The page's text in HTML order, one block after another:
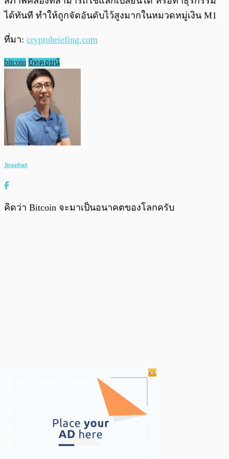
ได้ทันที ทำให้ถูกจัดอันดับไว้สูงมากในหมวดหมู่เงิน M1
ที่มา: cryptobriefing.com
bitcoin บิทคอยน์
Jiraphat
คิดว่า Bitcoin จะมาเป็นอนาคตของโลกครับ